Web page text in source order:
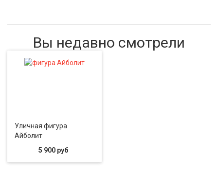
Вы недавно смотрели
Уличная фигура
Айболит
5 900 руб